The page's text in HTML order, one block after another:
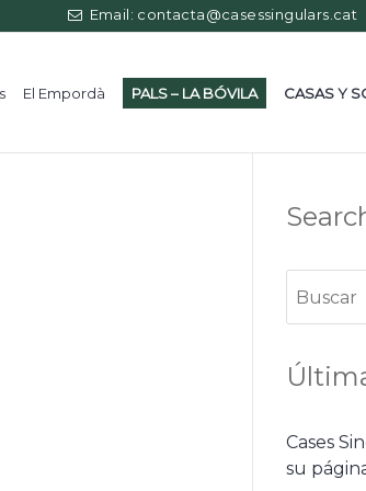
Email: contacta@casessingulars.cat
El Empordà PALS – LA BÓVILA CASAS Y
Cases
su